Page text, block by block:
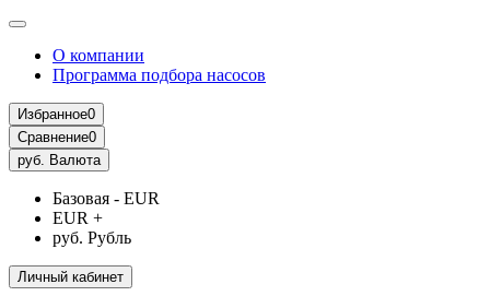
О компании
Программа подбора насосов
Избранное0
Сравнение0
руб. Валюта
Базовая - EUR
EUR +
руб. Рубль
Личный кабинет